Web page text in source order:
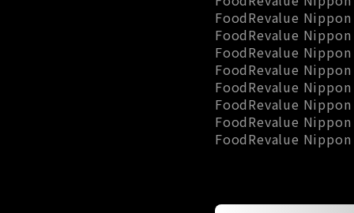
FoodRevalue
FoodRevalue
FoodRevalue
FoodRevalue
FoodRevalue
FoodRevalue
FoodRevalue
FoodRevalue